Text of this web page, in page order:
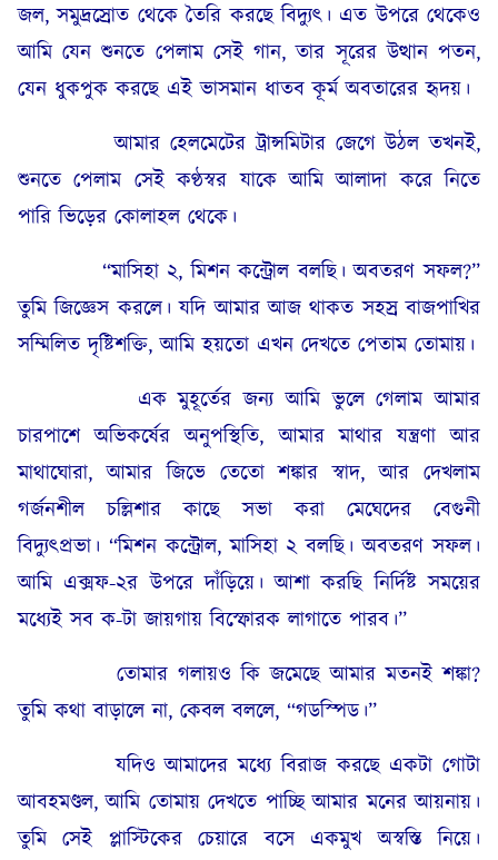
জল, সমুদ্রস্রোত থেকে তৈরি করছে বিদ্যুৎ। এত উপরে থেকেও
আমি যেন শুনতে পেলাম সেই গান, তার সূরের উত্থান পতন,
যেন ধুকপুক করছে এই ভাসমান ধাতব কূর্ম অবতারের হৃদয়।
আমার হেলমেটের ট্রান্সমিটার জেগে উঠল তখনই,
শুনতে পেলাম সেই কণ্ঠস্বর যাকে আমি আলাদা করে নিতে
পারি ভিড়ের কোলাহল থেকে।
“মাসিহা ২, মিশন কন্ট্রোল বলছি। অবতরণ সফল?”
তুমি জিজ্ঞেস করলে। যদি আমার আজ থাকত সহস্র বাজপাখির
সম্মিলিত দৃষ্টিশক্তি, আমি হয়তো এখন দেখতে পেতাম তোমায়।
এক মুহূর্তের জন্য আমি ভুলে গেলাম আমার
চারপাশে অভিকর্ষের অনুপস্থিতি, আমার মাথার যন্ত্রণা আর
মাথাঘোরা, আমার জিভে তেতো শঙ্কার স্বাদ, আর দেখলাম
গর্জনশীল চল্লিশার কাছে সভা করা মেঘেদের বেগুনী
বিদ্যুৎপ্রভা। “মিশন কন্ট্রোল, মাসিহা ২ বলছি। অবতরণ সফল।
আমি এক্সফ-২র উপরে দাঁড়িয়ে। আশা করছি নির্দিষ্ট সময়ের
মধ্যেই সব ক-টা জায়গায় বিস্ফোরক লাগাতে পারব।”
তোমার গলায়ও কি জমেছে আমার মতনই শঙ্কা?
তুমি কথা বাড়ালে না, কেবল বললে, “গডস্পিড।”
যদিও আমাদের মধ্যে বিরাজ করছে একটা গোটা
আবহমণ্ডল, আমি তোমায় দেখতে পাচ্ছি আমার মনের আয়নায়।
তুমি সেই প্লাস্টিকের চেয়ারে বসে একমুখ অস্বস্তি নিয়ে।